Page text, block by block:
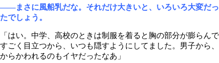
――まさに風船乳だな。それだけ大きいと、いろいろ大変だっ
たでしょう。
「はい。中学、高校のときは制服を着ると胸の部分が膨らんで
すごく目立つから、いつも隠すようにしてました。男子から、
からかわれるのもイヤだったなあ」